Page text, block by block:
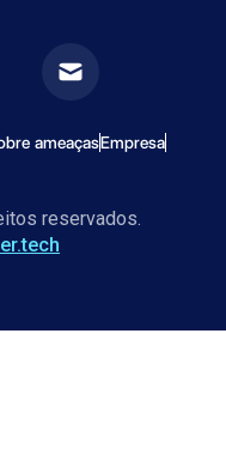
ameaçasEmpresa
reservados.